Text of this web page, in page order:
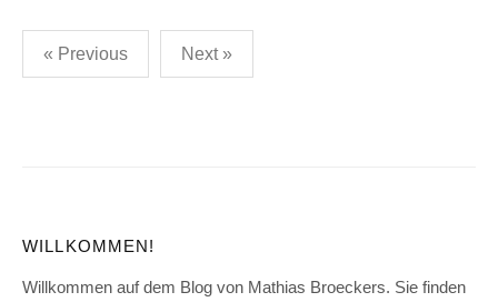
Posts
pagination
« Previous Next »
WILLKOMMEN!
Willkommen auf dem Blog von Mathias Broeckers. Sie finden